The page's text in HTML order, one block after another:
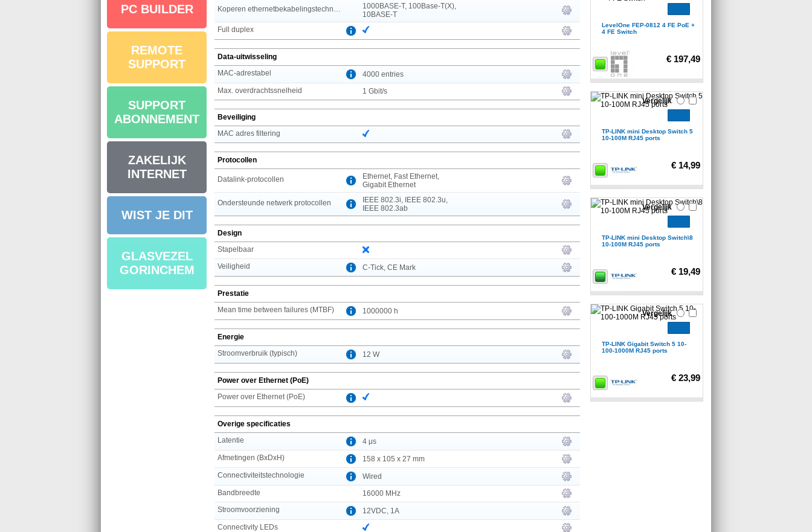
PC BUILDER
REMOTE
SUPPORT
SUPPORT
ABONNEMENT
ZAKELIJK
INTERNET
WIST JE DIT
GLASVEZEL
GORINCHEM
1000BASE-T, 100Base-T(X),
10BASE-T
Full duplex
Data-uitwisseling
MAC-adrestabel
4000 entries
Max. overdrachtssnelheid
1 Gbit/s
Beveiliging
MAC adres filtering
Protocollen
Datalink-protocollen
Ethernet, Fast Ethernet,
Gigabit Ethernet
Ondersteunde netwerk protocollen
IEEE 802.3i, IEEE 802.3u,
IEEE 802.3ab
Design
Stapelbaar
Veiligheid
C-Tick, CE Mark
Prestatie
Mean time between failures (MTBF)
1000000 h
Energie
Stroomverbruik (typisch)
12 W
Power over Ethernet (PoE)
Power over Ethernet (PoE)
Overige specificaties
Latentie
4 μs
Afmetingen (BxDxH)
158 x 105 x 27 mm
Connectiviteitstechnologie
Wired
Bandbreedte
16000 MHz
Stroomvoorziening
12VDC, 1A
Connectivity LEDs
LevelOne FEP-0812 4 FE PoE +
4 FE Switch
€ 197,49
TP-LINK mini Desktop Switch 5
10-100M RJ45 ports
€ 14,99
Vergelijk
TP-LINK mini Desktop Switch\8
10-100M RJ45 ports
€ 19,49
Vergelijk
TP-LINK Gigabit Switch 5 10-
100-1000M RJ45 ports
€ 23,99
Vergelijk